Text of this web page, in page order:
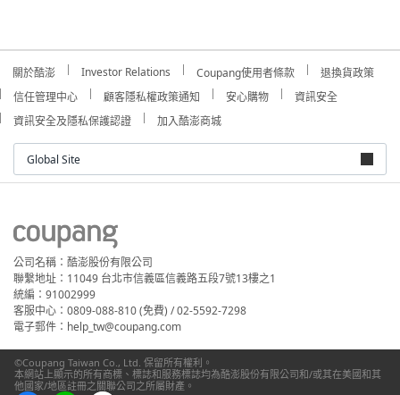
關於酷澎 Investor Relations Coupang使用者條款
退換貨政策
信任管理中心
顧客隱私權政策通知 安心購物
資訊安全
資訊安全及隱私保護認證
加入酷澎商城
Global Site
公司名稱：酷澎股份有限公司
聯繫地址：11049 台北市信義區信義路五段7號13樓之1
統編：91002999
客服中心：0809-088-810 (免費) / 02-5592-7298
電子郵件：help_tw@coupang.com
©Coupang Taiwan Co., Ltd. 保留所有權利。
本網站上顯示的所有商標、標誌和服務標誌均為酷澎股份有限公司和/或其在美國和其
他國家/地區註冊之關聯公司之所屬財產。